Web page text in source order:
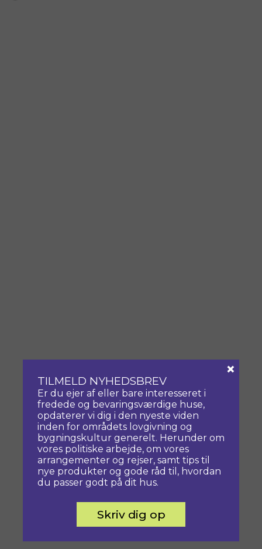
TILMELD NYHEDSBREV
Er du ejer af eller bare interesseret i
fredede og bevaringsværdige huse,
opdaterer vi dig i den nyeste viden
inden for områdets lovgivning og
bygningskultur generelt. Herunder om
vores politiske arbejde, om vores
arrangementer og rejser, samt tips til
nye produkter og gode råd til, hvordan
du passer godt på dit hus.
Skriv dig op
×